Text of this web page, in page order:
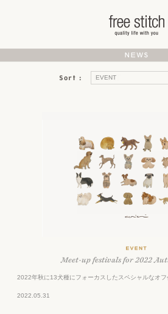
EVENT
Meet-up festivals for 2022
2022.05.31
2022年秋に13犬種にフォーカスしたスペシャルなオフ